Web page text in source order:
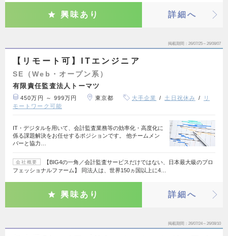
興味あり 詳細へ
掲載期間 26/07/25～26/08/07
【リモート可】ITエンジニア
SE（Web・オープン系）
有限責任監査法人トーマツ
450万円 ～ 999万円 東京都 大手企業 土日祝休み
リ
モートワーク可能
IT・デジタルを用いて、会計監査業務等の効率化・高度化に
係る課題解決をお任せするポジションです。 他チームメン
バーと協力…
会社概要
【BIG4の一角／会計監査サービスだけではない、日本最大級のプロ
フェッショナルファーム】 同法人は、世界150ヵ国以上に4…
興味あり 詳細へ
掲載期間 26/07/24～26/08/10